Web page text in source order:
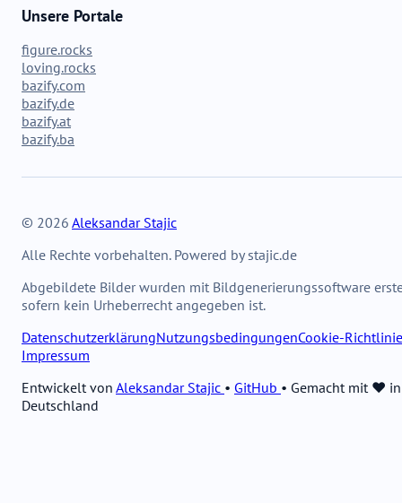
Unsere Portale
figure.rocks
loving.rocks
bazify.com
bazify.de
bazify.at
bazify.ba
© 2026 Aleksandar Stajic
Alle Rechte vorbehalten. Powered by stajic.de
Abgebildete Bilder wurden mit Bildgenerierungssoftware
sofern kein Urheberrecht angegeben ist.
DatenschutzerklärungNutzungsbedingungenCookie-Richtlinie
Impressum
Entwickelt von Aleksandar Stajic • GitHub • Gemacht mit ❤️ in
Deutschland